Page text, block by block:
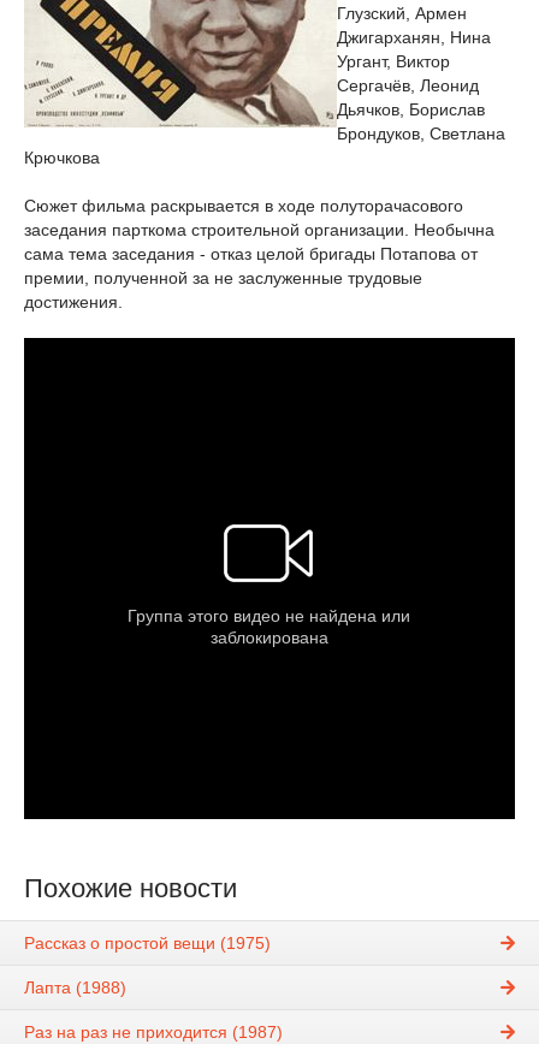
Глузский, Армен
Джигарханян, Нина
Ургант, Виктор
Сергачёв, Леонид
Дьячков, Борислав
Брондуков, Светлана
Крючкова
Сюжет фильма раскрывается в ходе полуторачасового
заседания парткома строительной организации. Необычна
сама тема заседания - отказ целой бригады Потапова от
премии, полученной за не заслуженные трудовые
достижения.
Похожие новости
Рассказ о простой вещи (1975)
Лапта (1988)
Раз на раз не приходится (1987)